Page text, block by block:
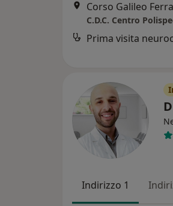
Corso Galileo
C.D.C. Centro
Prima visita
Indirizzo 1